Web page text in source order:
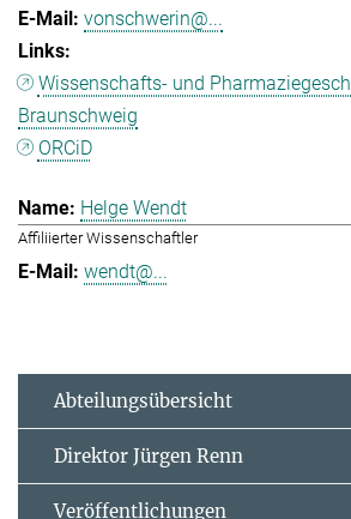
vonschwerin@...
Wissenschafts- und
Braunschweig
ORCiD
Helge Wendt
Affiliierter Wissenschaftler
wendt@...
Abteilungsübersicht
Direktor Jürgen Renn
Veröffentlichungen